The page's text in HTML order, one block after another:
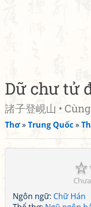
Dữ chư tử
諸子登峴山 •
Thơ»Trung Quốc»
☆
Ngôn ngữ: Chữ Hán